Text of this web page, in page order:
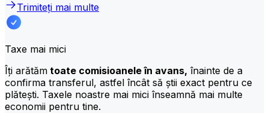
Trimiteți mai multe
Taxe mai mici
Îți arătăm toate comisioanele în avans, înainte de a
confirma transferul, astfel încât să știi exact pentru ce
plătești. Taxele noastre mai mici înseamnă mai multe
economii pentru tine.